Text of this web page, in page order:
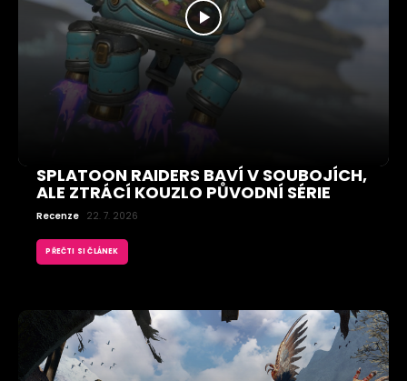
SPLATOON RAIDERS BAVÍ V SOUBOJÍCH,
ALE ZTRÁCÍ KOUZLO PŮVODNÍ SÉRIE
Recenze 22. 7. 2026
PŘEČTI SI ČLÁNEK